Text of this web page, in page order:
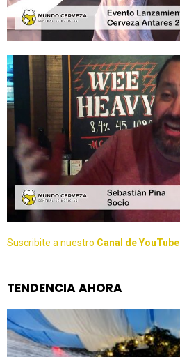
Suscribite a nuestro Canal de YouTube
TENDENCIA AHORA